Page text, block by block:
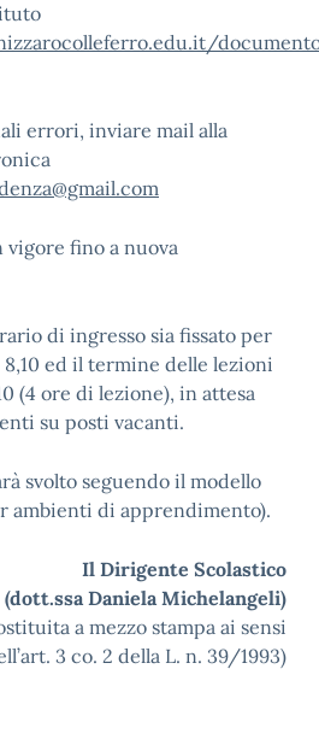
errori, inviare mail alla
fino a nuova
di ingresso sia fissato per
ed il termine delle lezioni
(4 ore di lezione), in attesa
su posti vacanti.
svolto seguendo il modello
ambienti di apprendimento).
Il Dirigente Scolastico
(dott.ssa Daniela Michelangeli)
a mezzo stampa ai sensi
3 co. 2 della L. n. 39/1993)